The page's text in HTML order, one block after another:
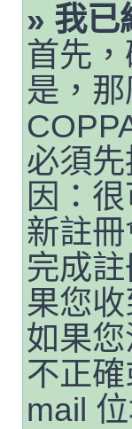
» 我已
首先
是，
必須
因：
新註
完成
果您
如果
不正
mail